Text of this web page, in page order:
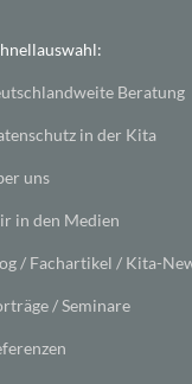
Beratung
in der Kita
uns
in den Medien
/ Fachartikel / Kita-
/ Seminare